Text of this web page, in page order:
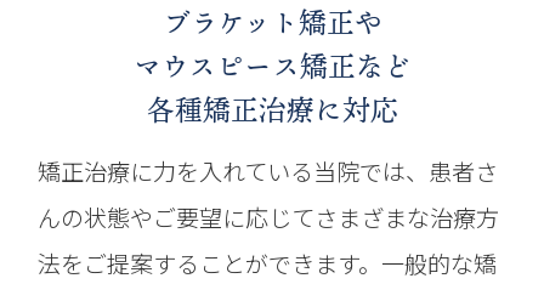
ブラケット矯正や
マウスピース矯正など
各種矯正治療に対応
矯正治療に力を入れている当院では、患者さ
んの状態やご要望に応じてさまざまな治療方
法をご提案することができます。一般的な矯